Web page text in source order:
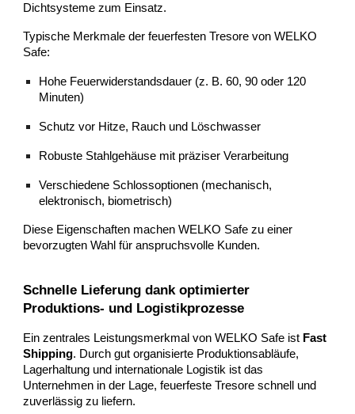
Dichtsysteme zum Einsatz.
Typische Merkmale der feuerfesten Tresore von WELKO
Safe:
Hohe Feuerwiderstandsdauer (z. B. 60, 90 oder 120
Minuten)
Schutz vor Hitze, Rauch und Löschwasser
Robuste Stahlgehäuse mit präziser Verarbeitung
Verschiedene Schlossoptionen (mechanisch,
elektronisch, biometrisch)
Diese Eigenschaften machen WELKO Safe zu einer
bevorzugten Wahl für anspruchsvolle Kunden.
Schnelle Lieferung dank optimierter
Produktions- und Logistikprozesse
Ein zentrales Leistungsmerkmal von WELKO Safe ist Fast
Shipping. Durch gut organisierte Produktionsabläufe,
Lagerhaltung und internationale Logistik ist das
Unternehmen in der Lage, feuerfeste Tresore schnell und
zuverlässig zu liefern.